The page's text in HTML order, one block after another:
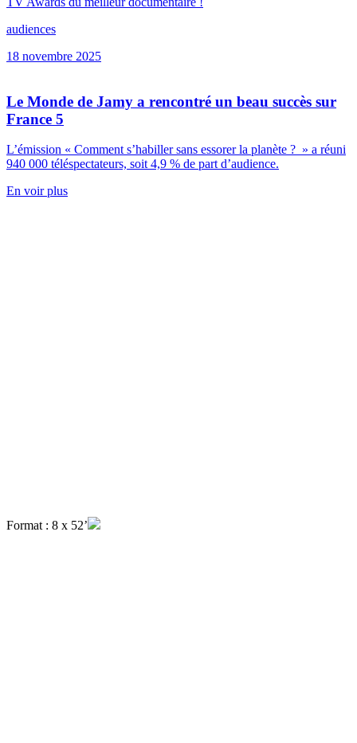
audiences
18 novembre 2025
Le Monde de Jamy a rencontré un beau succès sur
France 5
L’émission « Comment s’habiller sans essorer la planète ? » a réuni
940 000 téléspectateurs, soit 4,9 % de part d’audience.
En voir plus
Format : 8 x 52’